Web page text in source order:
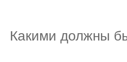
Какими должны